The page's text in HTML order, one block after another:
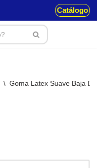
Catálogo
\ Goma Latex Suave Baja